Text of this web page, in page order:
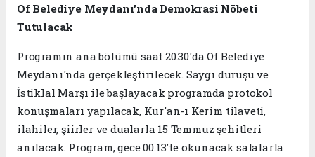
Of Belediye Meydanı'nda Demokrasi Nöbeti
Tutulacak
Programın ana bölümü saat 20.30'da Of Belediye
Meydanı'nda gerçekleştirilecek. Saygı duruşu ve
İstiklal Marşı ile başlayacak programda protokol
konuşmaları yapılacak, Kur'an-ı Kerim tilaveti,
ilahiler, şiirler ve dualarla 15 Temmuz şehitleri
anılacak. Program, gece 00.13'te okunacak salalarla